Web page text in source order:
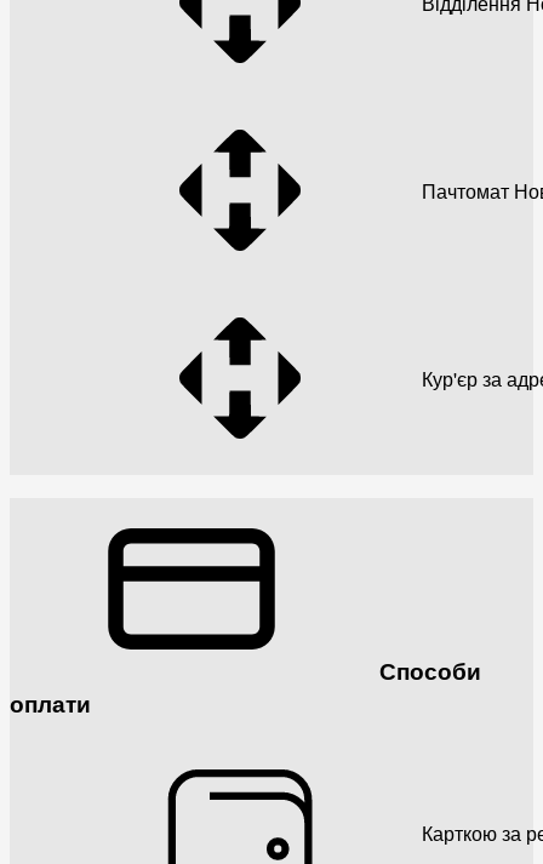
Пачтомат
Кур'єр за
Способи
оплати
Карткою за